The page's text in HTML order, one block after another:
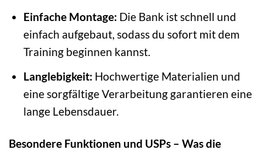
Einfache Montage: Die Bank ist schnell und
einfach aufgebaut, sodass du sofort mit dem
Training beginnen kannst.
Langlebigkeit: Hochwertige Materialien und
eine sorgfältige Verarbeitung garantieren eine
lange Lebensdauer.
Besondere Funktionen und USPs – Was die